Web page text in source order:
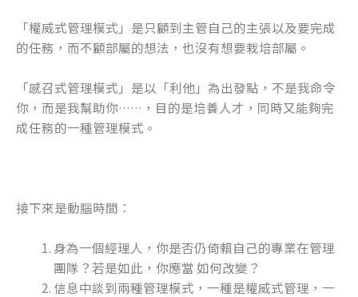
「權威式管理模式」是只顧到主管自己的主張以及要完成
的任務，而不顧部屬的想法，也沒有想要栽培部屬。
「感召式管理模式」是以「利他」為出發點，不是我命令
你，而是我幫助你……，目的是培養人才，同時又能夠完
成任務的一種管理模式。
接下來是動腦時間：
身為一個經理人，你是否仍倚賴自己的專業在管理
團隊？若是如此，你應當 如何改變？
信息中談到兩種管理模式，一種是權威式管理，一